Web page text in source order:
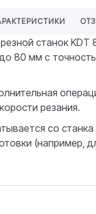
станок
80 мм с
резания.
со
(например,